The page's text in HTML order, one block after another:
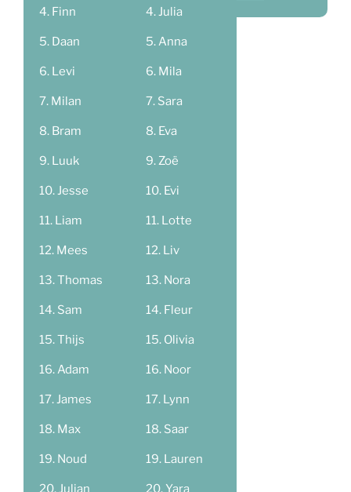
Finn
Daan
Levi
Milan
Bram
Luuk
Jesse
Liam
Mees
Thomas
Sam
Thijs
Adam
James
Max
Noud
Julian
Julia
Anna
Mila
Sara
Eva
Zoë
Evi
Lotte
Liv
Nora
Fleur
Olivia
Noor
Lynn
Saar
Lauren
Yara